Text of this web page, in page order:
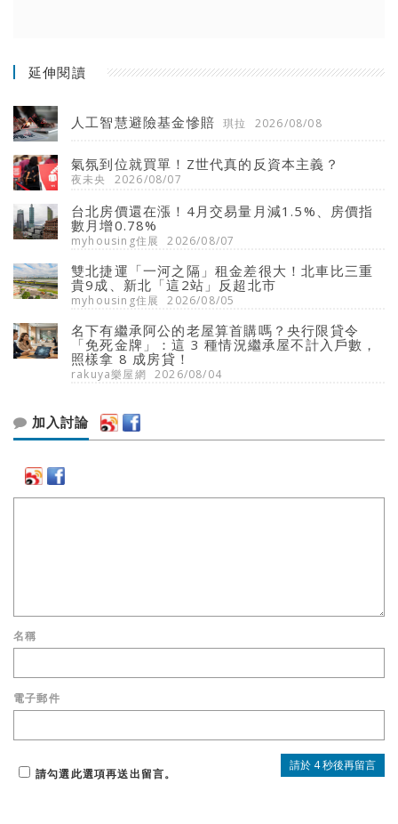
延伸閱讀
人工智慧避險基金慘賠 琪拉 2026/08/08
氣氛到位就買單！Z世代真的反資本主義？
夜未央 2026/08/07
台北房價還在漲！4月交易量月減1.5%、房價指
數月增0.78%
myhousing住展 2026/08/07
雙北捷運「一河之隔」租金差很大！北車比三重
貴9成、新北「這2站」反超北市
myhousing住展 2026/08/05
名下有繼承阿公的老屋算首購嗎？央行限貸令
「免死金牌」：這 3 種情況繼承屋不計入戶數，
照樣拿 8 成房貸！
rakuya樂屋網 2026/08/04
加入討論
名稱
電子郵件
請勾選此選項再送出留言。